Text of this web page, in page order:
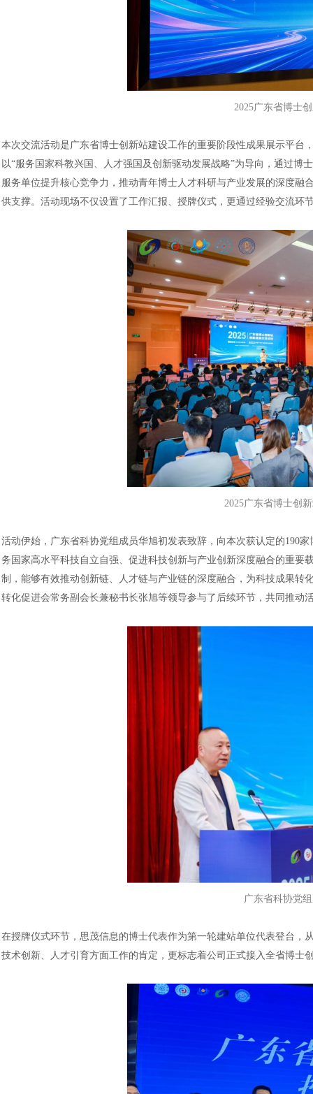
2025广东省博士
本次交流活动是广东省博士创新站建设工作的重要阶段性成果展示平
以“服务国家科教兴国、人才强国及创新驱动发展战略”为导向，通过
服务单位提升核心竞争力，推动青年博士人才科研与产业发展的深度
供支撑。活动现场不仅设置了工作汇报、授牌仪式，更通过经验交流
2025广东省博士创
活动伊始，广东省科协党组成员华旭初发表致辞，向本次获认定的190
务国家高水平科技自立自强、促进科技创新与产业创新深度融合的重要
制，能够有效推动创新链、人才链与产业链的深度融合，为科技成果
转化促进会常务副会长兼秘书长张旭等领导参与了后续环节，共同推动
广东省科协党
在授牌仪式环节，思茂信息的博士代表作为第一轮建站单位代表登台
技术创新、人才引育方面工作的肯定，更标志着公司正式接入全省博
汽车交通